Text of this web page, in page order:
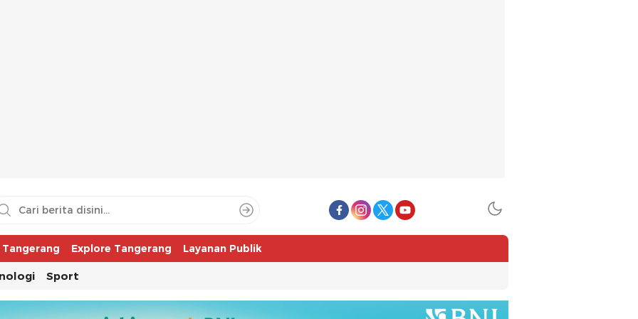
Explore Tangerang Layanan Publik
Sport